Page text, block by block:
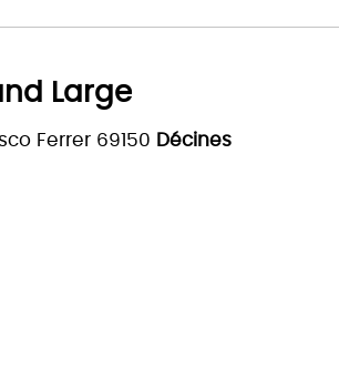
Large
Ferrer 69150 Décines